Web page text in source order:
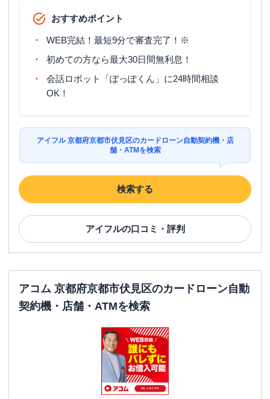
おすすめポイント
WEB完結！最短9分で審査完了！※
初めての方なら最大30日間無利息！
会話ロボット「ぽっぽくん」に24時間相談
OK！
アイフル 京都府京都市伏見区のカードローン自動契約機・店
舗・ATMを検索
検索する
アイフルの口コミ・評判
アコム 京都府京都市伏見区のカードローン自動
契約機・店舗・ATMを検索